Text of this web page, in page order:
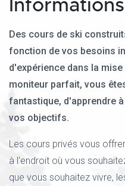
Des cours de ski
fonction de vos besoins
d'expérience dans la
moniteur parfait, vous
fantastique, d'apprendre
vos objectifs.
Les cours privés vous
à l'endroit où vous
que vous souhaitez vivre,